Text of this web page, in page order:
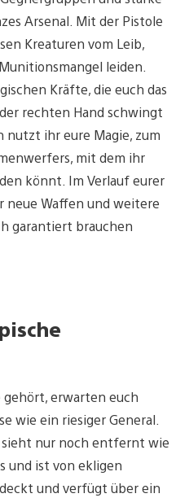
Arsenal. Mit der Pistole
Kreaturen vom Leib,
leiden.
Kräfte, die euch das
rechten Hand schwingt
nutzt ihr eure Magie, zum
mit dem ihr
könnt. Im Verlauf eurer
neue Waffen und weitere
garantiert brauchen
gehört, erwarten euch
wie ein riesiger General.
sieht nur noch entfernt wie
und ist von ekligen
und verfügt über ein